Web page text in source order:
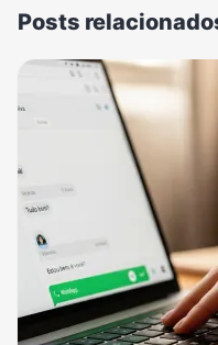
Posts